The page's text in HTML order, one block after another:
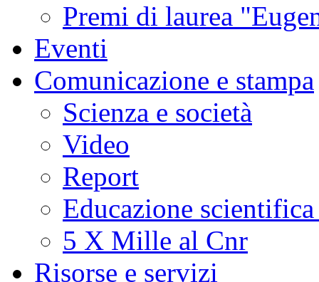
Premi di laurea
Eventi
Comunicazione e stampa
Scienza e società
Video
Report
Educazione
5 X Mille al Cnr
Risorse e servizi